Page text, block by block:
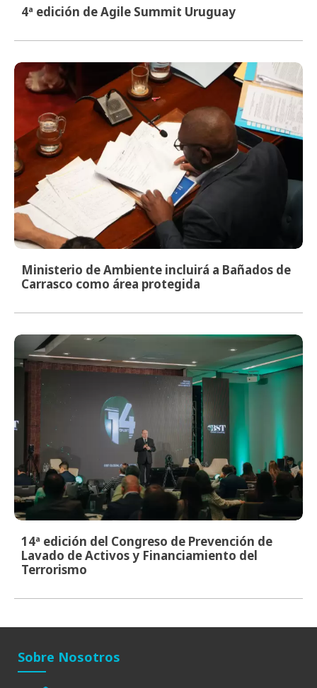
4ª edición de Agile Summit Uruguay
Ministerio de Ambiente incluirá a Bañados de
Carrasco como área protegida
14ª edición del Congreso de Prevención de
Lavado de Activos y Financiamiento del
Terrorismo
Sobre Nosotros